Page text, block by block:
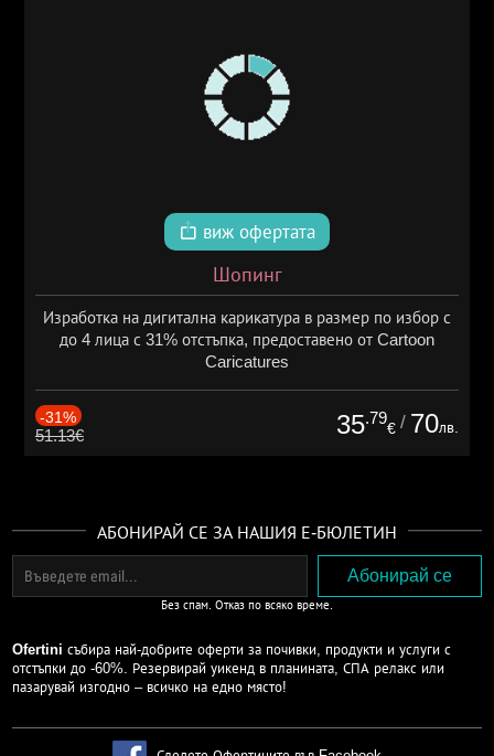
виж офертата
Шопинг
Изработка на дигитална карикатура в размер по избор с
до 4 лица с 31% отстъпка, предоставено от Cartoon
Caricatures
-31%
51.13€ 35.79
€ / 70лв.
АБОНИРАЙ СЕ ЗА НАШИЯ Е-БЮЛЕТИН
Без спам. Отказ по всяко време.
Ofertini събира най-добрите оферти за почивки, продукти и услуги с
отстъпки до -60%. Резервирай уикенд в планината, СПА релакс или
пазарувай изгодно – всичко на едно място!